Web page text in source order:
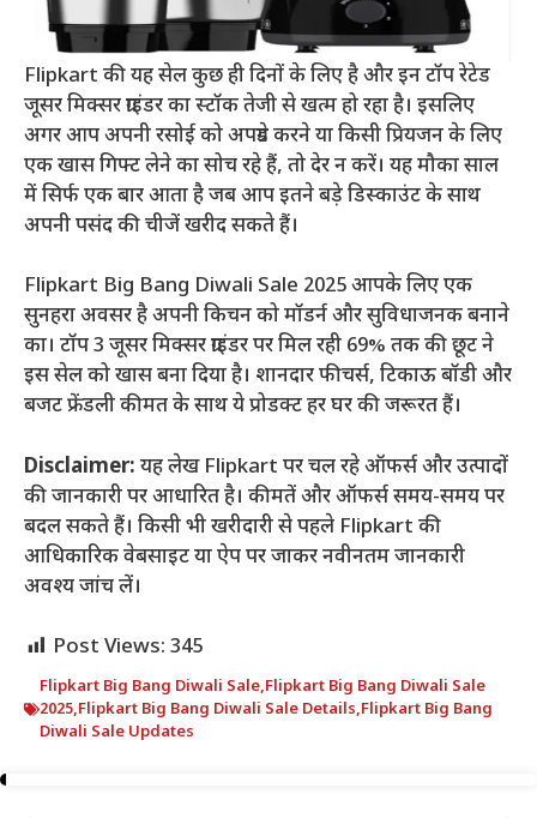
Flipkart की यह सेल कुछ ही दिनों के लिए है और इन टॉप रेटेड
जूसर मिक्सर ग्राइंडर का स्टॉक तेजी से खत्म हो रहा है। इसलिए
अगर आप अपनी रसोई को अपग्रेड करने या किसी प्रियजन के लिए
एक खास गिफ्ट लेने का सोच रहे हैं, तो देर न करें। यह मौका साल
में सिर्फ एक बार आता है जब आप इतने बड़े डिस्काउंट के साथ
अपनी पसंद की चीजें खरीद सकते हैं।
Flipkart Big Bang Diwali Sale 2025 आपके लिए एक
सुनहरा अवसर है अपनी किचन को मॉडर्न और सुविधाजनक बनाने
का। टॉप 3 जूसर मिक्सर ग्राइंडर पर मिल रही 69% तक की छूट ने
इस सेल को खास बना दिया है। शानदार फीचर्स, टिकाऊ बॉडी और
बजट फ्रेंडली कीमत के साथ ये प्रोडक्ट हर घर की जरूरत हैं।
Disclaimer: यह लेख Flipkart पर चल रहे ऑफर्स और उत्पादों
की जानकारी पर आधारित है। कीमतें और ऑफर्स समय-समय पर
बदल सकते हैं। किसी भी खरीदारी से पहले Flipkart की
आधिकारिक वेबसाइट या ऐप पर जाकर नवीनतम जानकारी
अवश्य जांच लें।
Post Views: 345
Flipkart Big Bang Diwali Sale,Flipkart Big Bang Diwali Sale
2025,Flipkart Big Bang Diwali Sale Details,Flipkart Big Bang
Diwali Sale Updates